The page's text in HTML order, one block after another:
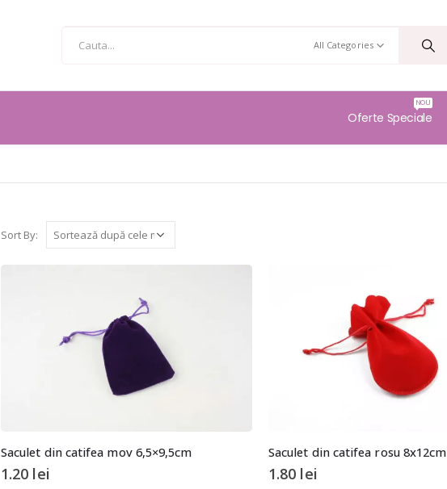
All Categories
Oferte Speciale
NOU
Sort By:
Saculet din catifea mov 6,5×9,5cm
1.20 lei
Saculet din catifea rosu 8x12cm
1.80 lei